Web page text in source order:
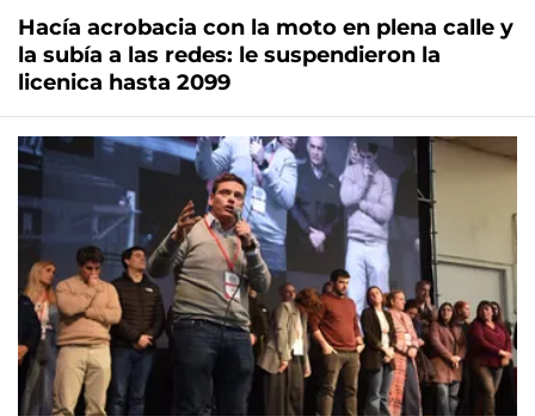
Hacía acrobacia con la moto en plena calle y
la subía a las redes: le suspendieron la
licenica hasta 2099